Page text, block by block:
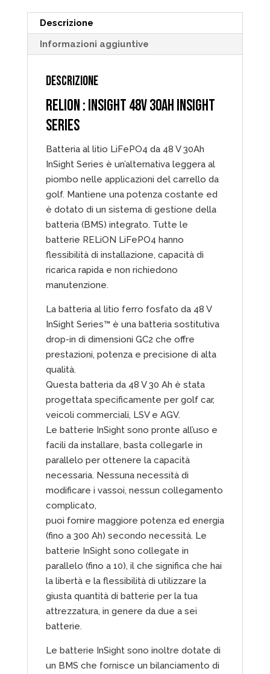
Descrizione
Informazioni aggiuntive
DESCRIZIONE
RELION :INSIGHT 48V 30AHINSIGHT
SERIES
Batteria al litio LiFePO4 da 48 V 30Ah
InSight Series è un’alternativa leggera al
piombo nelle applicazioni del carrello da
golf. Mantiene una potenza costante ed
è dotato di un sistema di gestione della
batteria (BMS) integrato. Tutte le
batterie RELiON LiFePO4 hanno
flessibilità di installazione, capacità di
ricarica rapida e non richiedono
manutenzione.
La batteria al litio ferro fosfato da 48 V
InSight Series™ è una batteria sostitutiva
drop-in di dimensioni GC2 che offre
prestazioni, potenza e precisione di alta
qualità.
Questa batteria da 48 V 30 Ah è stata
progettata specificamente per golf car,
veicoli commerciali, LSV e AGV.
Le batterie InSight sono pronte all’uso e
facili da installare, basta collegarle in
parallelo per ottenere la capacità
necessaria. Nessuna necessità di
modificare i vassoi, nessun collegamento
complicato,
puoi fornire maggiore potenza ed energia
(fino a 300 Ah) secondo necessità. Le
batterie InSight sono collegate in
parallelo (fino a 10), il che significa che hai
la libertà e la flessibilità di utilizzare la
giusta quantità di batterie per la tua
attrezzatura, in genere da due a sei
batterie.
Le batterie InSight sono inoltre dotate di
un BMS che fornisce un bilanciamento di